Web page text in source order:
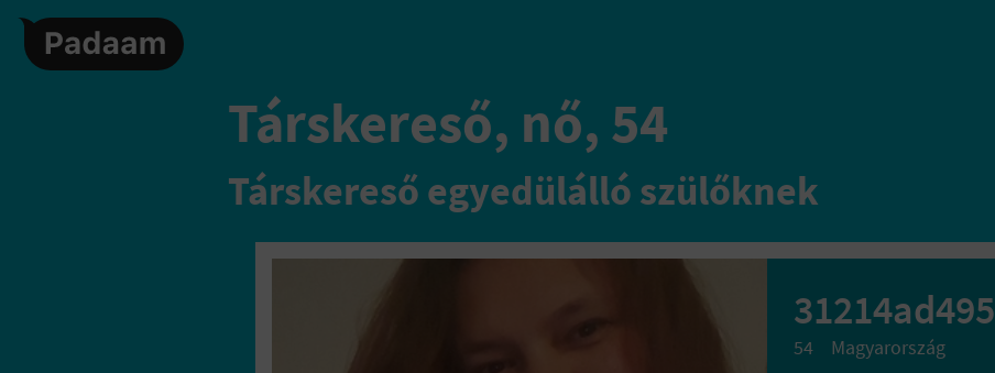
Társkereső, nő, 54
Társkereső egyedülálló szülőknek
31214ad495
54 Magyarország